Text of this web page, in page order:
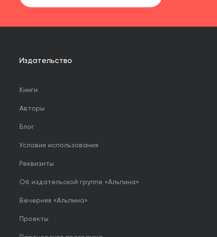
Издательство
Книги
Авторы
Блог
Условия использования
Реквизиты
Об издательской группе «Альпина»
Вечерняя «Альпина»
Проекты